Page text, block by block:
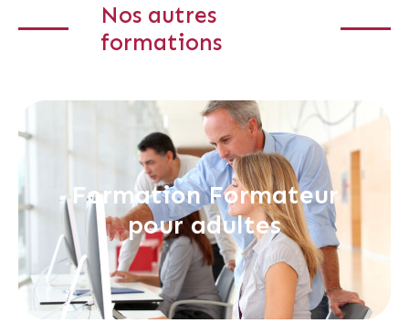
Nos autres
formations
Formation Formateur
pour adultes